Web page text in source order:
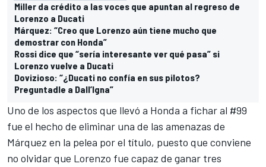
Miller da crédito a las voces que apuntan al regreso de
Lorenzo a Ducati
Márquez: “Creo que Lorenzo aún tiene mucho que
demostrar con Honda”
Rossi dice que “sería interesante ver qué pasa” si
Lorenzo vuelve a Ducati
Dovizioso: “¿Ducati no confía en sus pilotos?
Preguntadle a Dall’Igna”
Uno de los aspectos que llevó a Honda a fichar al #99
fue el hecho de eliminar una de las amenazas de
Márquez en la pelea por el título, puesto que conviene
no olvidar que Lorenzo fue capaz de ganar tres